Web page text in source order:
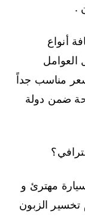
.
أنواع
العوامل
مناسب جداً
ضمن دولة
مهترئ و
تخسير الزبون